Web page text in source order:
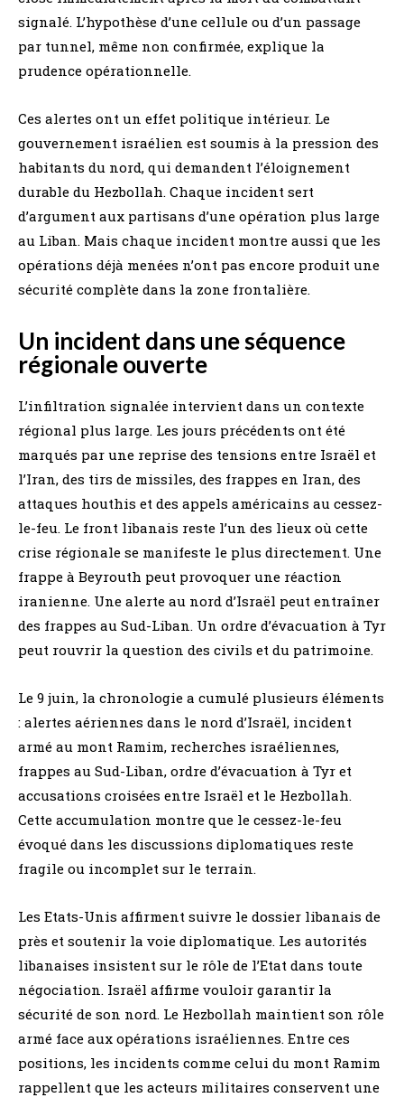
signalé. L’hypothèse d’une cellule ou d’un passage
par tunnel, même non confirmée, explique la
prudence opérationnelle.
Ces alertes ont un effet politique intérieur. Le
gouvernement israélien est soumis à la pression des
habitants du nord, qui demandent l’éloignement
durable du Hezbollah. Chaque incident sert
d’argument aux partisans d’une opération plus large
au Liban. Mais chaque incident montre aussi que les
opérations déjà menées n’ont pas encore produit une
sécurité complète dans la zone frontalière.
Un incident dans une séquence
régionale ouverte
L’infiltration signalée intervient dans un contexte
régional plus large. Les jours précédents ont été
marqués par une reprise des tensions entre Israël et
l’Iran, des tirs de missiles, des frappes en Iran, des
attaques houthis et des appels américains au cessez-
le-feu. Le front libanais reste l’un des lieux où cette
crise régionale se manifeste le plus directement. Une
frappe à Beyrouth peut provoquer une réaction
iranienne. Une alerte au nord d’Israël peut entraîner
des frappes au Sud-Liban. Un ordre d’évacuation à Tyr
peut rouvrir la question des civils et du patrimoine.
Le 9 juin, la chronologie a cumulé plusieurs éléments
: alertes aériennes dans le nord d’Israël, incident
armé au mont Ramim, recherches israéliennes,
frappes au Sud-Liban, ordre d’évacuation à Tyr et
accusations croisées entre Israël et le Hezbollah.
Cette accumulation montre que le cessez-le-feu
évoqué dans les discussions diplomatiques reste
fragile ou incomplet sur le terrain.
Les Etats-Unis affirment suivre le dossier libanais de
près et soutenir la voie diplomatique. Les autorités
libanaises insistent sur le rôle de l’Etat dans toute
négociation. Israël affirme vouloir garantir la
sécurité de son nord. Le Hezbollah maintient son rôle
armé face aux opérations israéliennes. Entre ces
positions, les incidents comme celui du mont Ramim
rappellent que les acteurs militaires conservent une